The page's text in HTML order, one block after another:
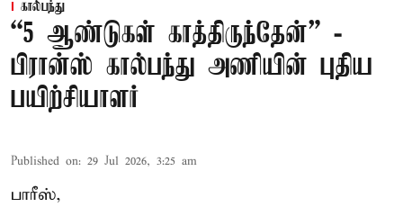
கால்பந்து
“5 ஆண்டுகள் காத்திருந்தேன்” -
பிரான்ஸ் கால்பந்து அணியின் புதிய
பயிற்சியாளர்
Published on: 29 Jul 2026, 3:25 am
பாரீஸ்,